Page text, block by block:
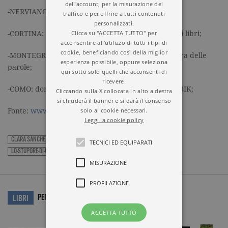
-NERVIANO: giovedì 22 settembre, ore 21;
-CORTINA: venerdì 23 settembre, Una montagna di libri;
-MONTEGROTTO TERME: sabato 24 settembre, Fiera delle
parole;
-COMO: domenica 25 settembre, ore 17, libreria UBIK;
Fonte: www.illibraio.it
CLARA SÁNCHEZ GARZANTI
IL PROFUMO DELLE FOGLIE DI LIMONE
LO-STUPORE-DI-UNA-NOTTE-DI-LUCE
LIBRI PER APPROFONDIRE…
dell'account, per la misurazione del
traffico e per offrire a tutti contenuti
personalizzati.
Clicca su "ACCETTA TUTTO" per
acconsentire all'utilizzo di tutti i tipi di
cookie, beneficiando così della miglior
esperienza possibile, oppure seleziona
qui sotto solo quelli che acconsenti di
ricevere.
Cliccando sulla X collocata in alto a destra
si chiuderà il banner e si darà il consenso
solo ai cookie necessari.
Leggi la cookie policy
TECNICI ED EQUIPARATI
MISURAZIONE
PROFILAZIONE
ACCETTA TUTTO